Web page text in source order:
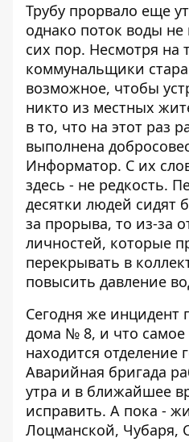
Трубу прорвало еще
однако поток воды
сих пор. Несмотря на
коммунальщики
возможное, чтобы
никто из местных
в то, что на этот раз
выполнена
Информатор. С их
здесь - не редкость.
десятки людей сидят
за прорыва, то из-за
личностей, которые
перекрывать в
повысить давление
Сегодня же инцидент
дома № 8, и что
находится отделение
Аварийная бригада
утра и в ближайшее
исправить. А пока -
Лоцманской, Чубаря,